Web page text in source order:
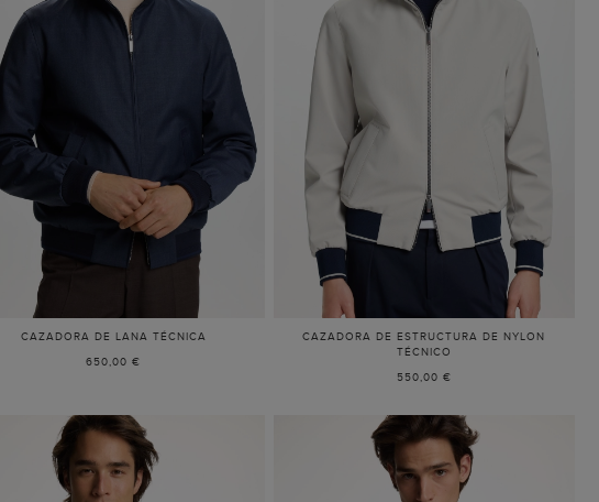
CAZADORA DE LANA TÉCNICA
650,00 €
CAZADORA DE ESTRUCTURA DE NYLON
TÉCNICO
550,00 €